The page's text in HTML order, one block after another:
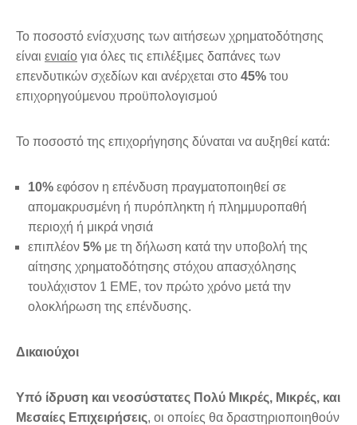
Το ποσοστό ενίσχυσης των αιτήσεων χρηματοδότησης
είναι ενιαίο για όλες τις επιλέξιμες δαπάνες των
επενδυτικών σχεδίων και ανέρχεται στο 45% του
επιχορηγούμενου προϋπολογισμού
Το ποσοστό της επιχορήγησης δύναται να αυξηθεί κατά:
10% εφόσον η επένδυση πραγματοποιηθεί σε
απομακρυσμένη ή πυρόπληκτη ή πλημμυροπαθή
περιοχή ή μικρά νησιά
επιπλέον 5% με τη δήλωση κατά την υποβολή της
αίτησης χρηματοδότησης στόχου απασχόλησης
τουλάχιστον 1 ΕΜΕ, τον πρώτο χρόνο μετά την
ολοκλήρωση της επένδυσης.
Δικαιούχοι
Υπό ίδρυση και νεοσύστατες Πολύ Μικρές, Μικρές, και
Μεσαίες Επιχειρήσεις, οι οποίες θα δραστηριοποιηθούν